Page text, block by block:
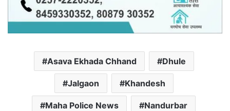
Asava Ekhada Chhand Dhule
Jalgaon Khandesh
Maha Police News Nandurbar